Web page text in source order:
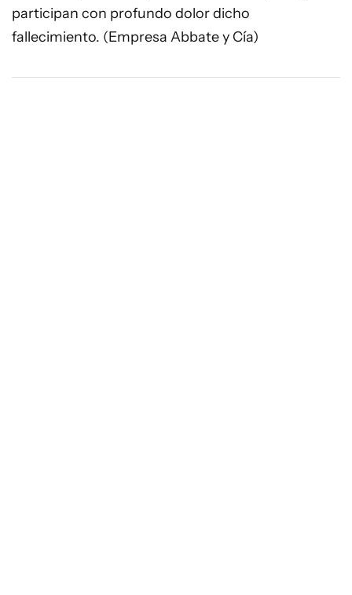
participan con profundo dolor dicho
fallecimiento. (Empresa Abbate y Cía)